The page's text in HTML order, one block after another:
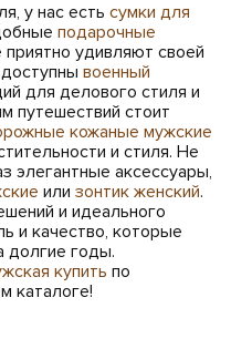
у нас есть сумки для
подарочные
удивляют своей
военный
для делового стиля и
путешествий стоит
кожаные мужские
и стиля. Не
элегантные аксессуары,
или зонтик женский.
и идеального
и качество, которые
долгие годы.
купить по
каталоге!